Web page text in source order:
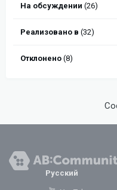
На обсуждении (26)
Реализовано в (32)
Отклонено (8)
Русский